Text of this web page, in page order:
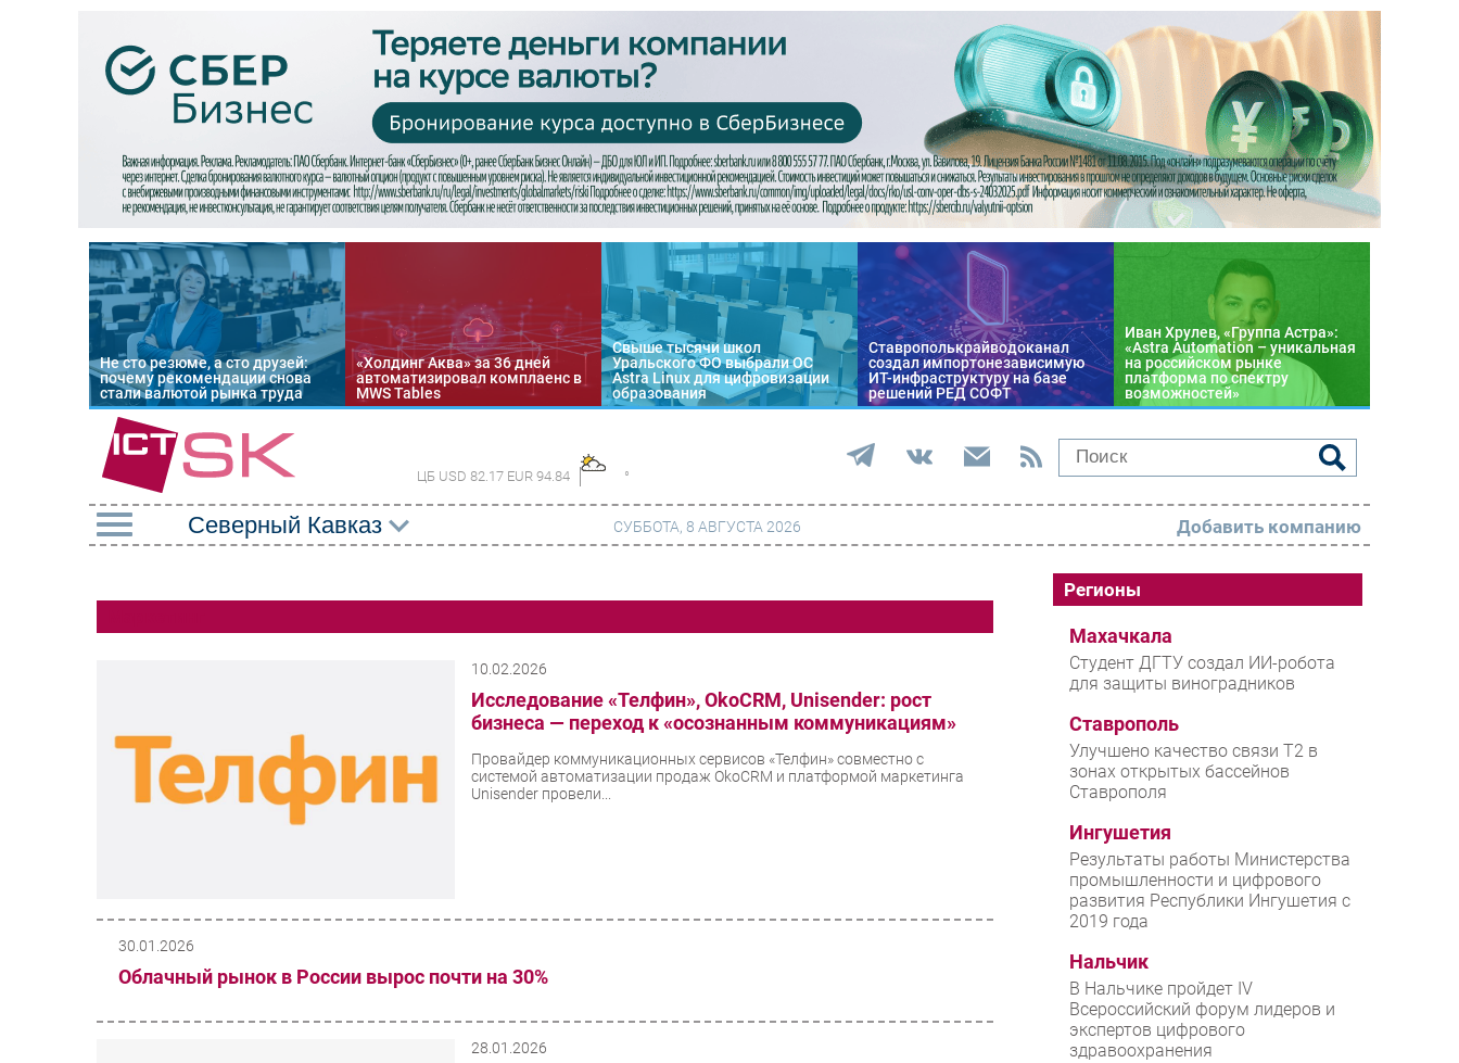
Не сто резюме, а сто друзей:
почему рекомендации снова
стали валютой рынка труда
«Холдинг Аква» за 36 дней
автоматизировал комплаенс в
MWS Tables
Свыше тысячи школ
Уральского ФО выбрали ОС
Astra Linux для цифровизации
образования
Ставрополькрайводоканал
создал импортонезависимую
ИТ-инфраструктуру на базе
решений РЕД СОФТ
Иван Хрулев, «Группа Астра»:
«Astra Automation – уникальная
на российском рынке
платформа по спектру
возможностей»
ЦБ USD 82.17 EUR 94.84 °
Импорто­замещение
Мобильная связь
Фиксированная связь
Маркетинг
Торговые сети
Оборудование
Outsourcing
Финансы
Безопасность
CIO/Управление ИТ
РАЗДЕЛЫ
Новости
Аналитика
Мероприятия
Проекты
IT класс
Тестовый стенд
Каталог компаний
СУББОТА, 8 АВГУСТА 2026 Добавить компанию
10.02.2026
Исследование «Телфин», OkoCRM, Unisender: рост
бизнеса — переход к «осознанным коммуникациям»
Провайдер коммуникационных сервисов «Телфин» совместно с
системой автоматизации продаж OkoCRM и платформой маркетинга
Unisender провели...
30.01.2026
Облачный рынок в России вырос почти на 30%
28.01.2026
Регионы
Махачкала
Студент ДГТУ создал ИИ-робота
для защиты виноградников
Ставрополь
Улучшено качество связи T2 в
зонах открытых бассейнов
Ставрополя
Ингушетия
Результаты работы Министерства
промышленности и цифрового
развития Республики Ингушетия с
2019 года
Нальчик
В Нальчике пройдет IV
Всероссийский форум лидеров и
экспертов цифрового
здравоохранения